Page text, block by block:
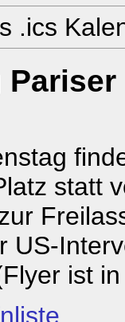
.ics
statt
US-
ist